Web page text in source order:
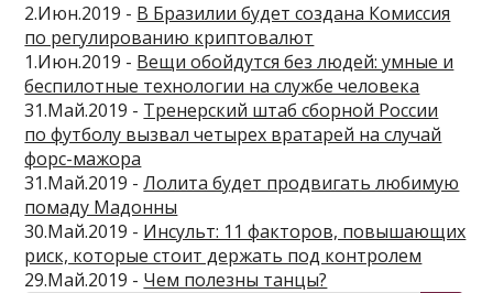
2.Июн.2019 - В Бразилии будет создана Комиссия
по регулированию криптовалют
1.Июн.2019 - Вещи обойдутся без людей: умные и
беспилотные технологии на службе человека
31.Май.2019 - Тренерский штаб сборной России
по футболу вызвал четырех вратарей на случай
форс-мажора
31.Май.2019 -Лолита будет продвигать любимую
помаду Мадонны
30.Май.2019 - Инсульт: 11 факторов, повышающих
риск, которые стоит держать под контролем
29.Май.2019 - Чем полезны танцы?